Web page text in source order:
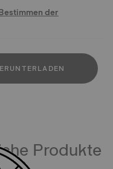
der
Produkte